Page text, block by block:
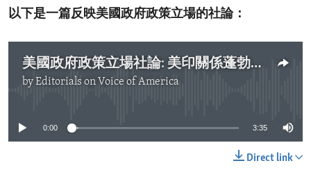
以下是一篇反映美國政府政策立場的社論：
美國政府政策立場社論: 美印關係蓬勃發展
byEditorials on Voice of America
0:00 3:35
Direct link